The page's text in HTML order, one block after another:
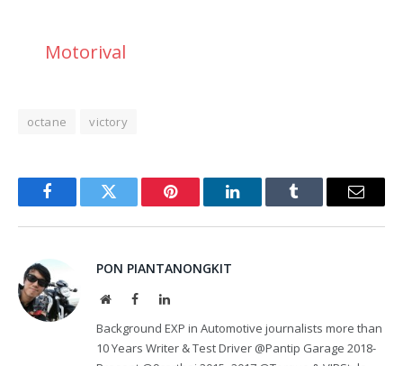
Motorival
octane victory
FacebookTwitter Pinterest LinkedInTumblr Email
PON PIANTANONGKIT
WebsiteFacebookLinkedIn
Background EXP in Automotive journalists more than
10 Years Writer & Test Driver @Pantip Garage 2018-